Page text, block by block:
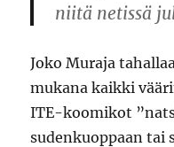
niitä netissä
Joko Muraja
mukana kaikki
ITE-koomikot
sudenkuoppaan tai